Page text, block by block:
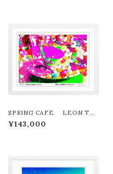
SPRING CAFE LEON TE
RASHIMA版画作品180作限定
¥143,000